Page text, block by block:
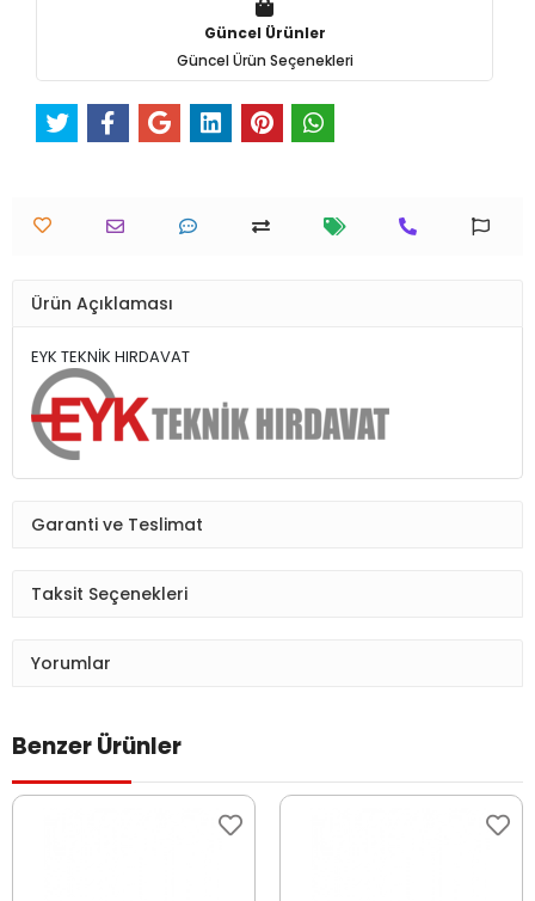
Güncel Ürünler
Güncel Ürün Seçenekleri
Ürün Açıklaması
EYK TEKNİK HIRDAVAT
Garanti ve Teslimat
Taksit Seçenekleri
Yorumlar
Benzer Ürünler